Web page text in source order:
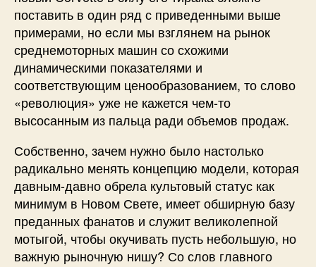
поставить в один ряд с приведенными выше
примерами, но если мы взглянем на рынок
среднемоторных машин со схожими
динамическими показателями и
соответствующим ценообразованием, то слово
«революция» уже не кажется чем-то
высосанным из пальца ради объемов продаж.
Собственно, зачем нужно было настолько
радикально менять концепцию модели, которая
давным-давно обрела культовый статус как
минимум в Новом Свете, имеет обширную базу
преданных фанатов и служит великолепной
мотыгой, чтобы окучивать пусть небольшую, но
важную рыночную нишу? Со слов главного